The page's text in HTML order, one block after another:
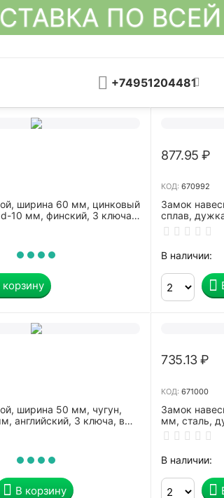
ПО
+74951204481
ширина 60 мм, цинковый
10 мм, финский, 3 ключа,
91626
корзину
877.95 ₽
КОД: 670992
Замок
сплав,
СИБРТЕХ,
В наличии:
ширина 50 мм, чугун,
английский, 3 ключа, в
В корзину
735.13₽
КОД: 671000
Замок
мм, сталь,
ключа,
В наличии: